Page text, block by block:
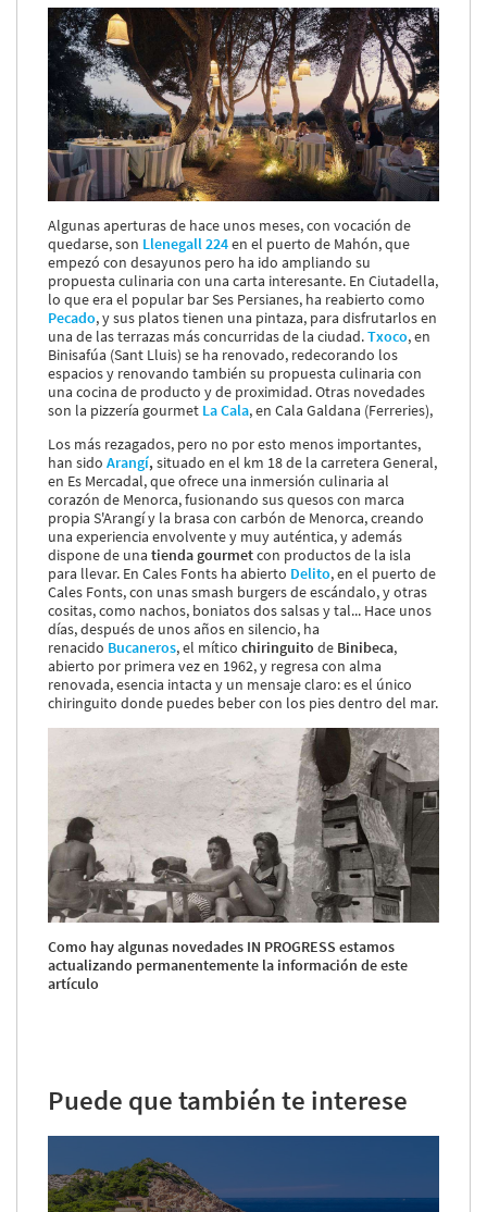
Algunas aperturas de hace unos meses, con vocación de
quedarse, son Llenegall 224en el puerto de Mahón, que
empezó con desayunos pero ha ido ampliando su
propuesta culinaria con una carta interesante. En Ciutadella,
lo que era el popular bar Ses Persianes, ha reabierto como
Pecado, y sus platos tienen una pintaza, para disfrutarlos en
una de las terrazas más concurridas de la ciudad.Txoco, en
Binisafúa (Sant Lluis) se ha renovado, redecorando los
espacios y renovando también su propuesta culinaria con
una cocina de producto y de proximidad. Otras novedades
son la pizzería gourmet La Cala, en Cala Galdana (Ferreries),
Los más rezagados, pero no por esto menos importantes,
han sidoArangí,situado en el km 18 de la carretera General,
en Es Mercadal, que ofrece una inmersión culinaria al
corazón de Menorca, fusionando sus quesos con marca
propia S'Arangí y la brasa con carbón de Menorca, creando
una experiencia envolvente y muy auténtica, y además
dispone de una tienda gourmetcon productos de la isla
para llevar. En Cales Fonts ha abierto Delito, en el puerto de
Cales Fonts, con unas smash burgers de escándalo, y otras
cositas, como nachos, boniatos dos salsas y tal... Hace unos
días, después de unos años en silencio, ha
renacido Bucaneros, el míticochiringuitode Binibeca,
abierto por primera vez en 1962, y regresa con alma
renovada, esencia intacta y un mensaje claro: es el único
chiringuito donde puedes beber con los pies dentro del mar.
Como hay algunas novedades IN PROGRESS estamos
actualizando permanentemente la información de este
artículo
Puede que también te interese